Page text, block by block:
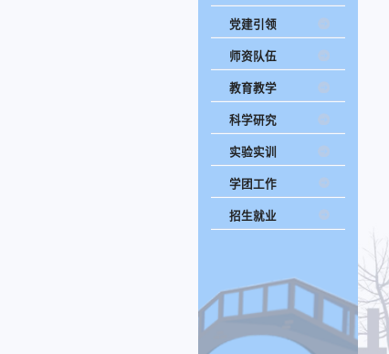
党建引领
师资队伍
教育教学
科学研究
实验实训
学团工作
招生就业